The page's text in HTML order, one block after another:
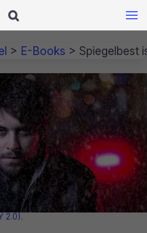

> E-Books > Spiegelbest
2.0).